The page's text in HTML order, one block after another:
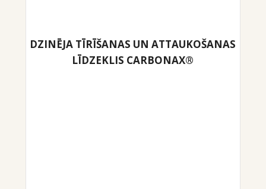
DZINĒJA TĪRĪŠANAS UN ATTAUKOŠANAS
LĪDZEKLIS CARBONAX®